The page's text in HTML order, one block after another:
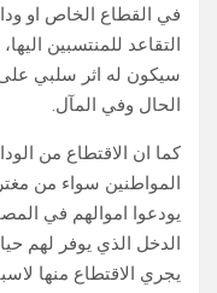
في القطاع الخاص او
التقاعد للمنتسبين
سيكون له اثر سلبي
الحال وفي المآل.
كما ان الاقتطاع من
المواطنين سواء من
يودعوا اموالهم في
الدخل الذي يوفر لهم
يجري الاقتطاع منها